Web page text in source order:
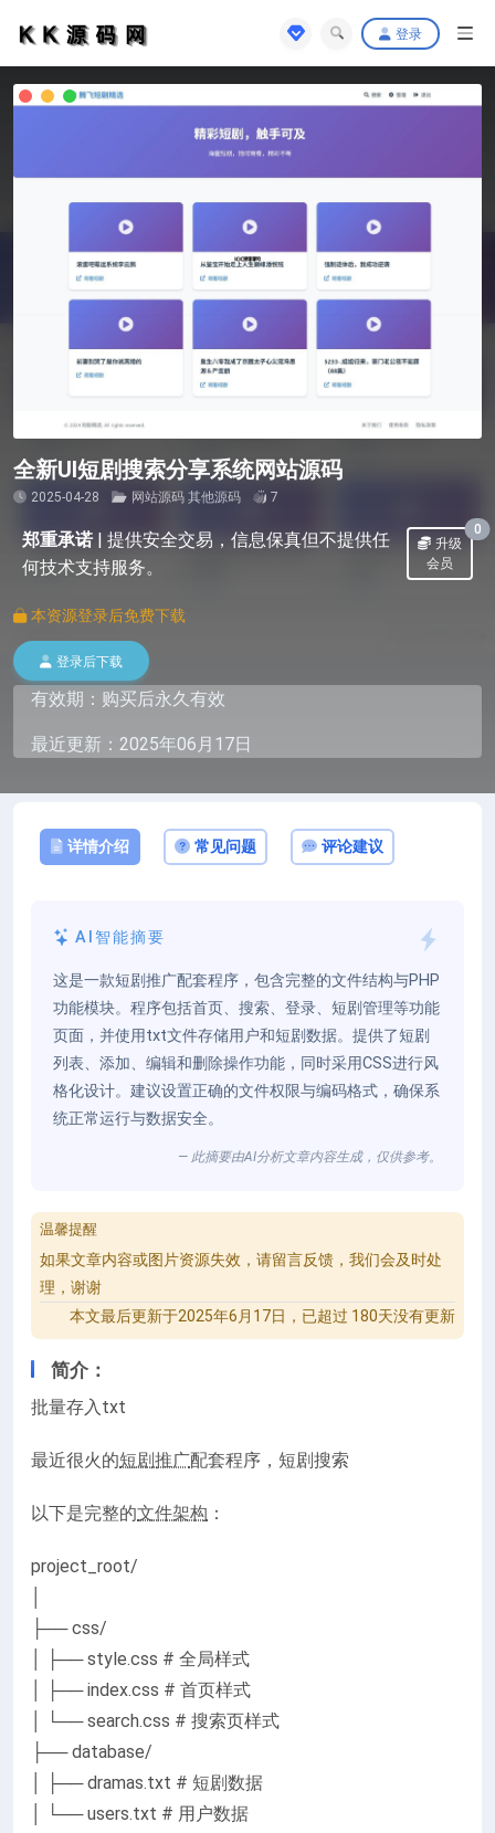
登录
全新UI短剧搜索分享系统网站源码
2025-04-28 网站源码 其他源码 7
郑重承诺 | 提供安全交易，信息保真但不提供任
何技术支持服务。
升级
会员
0
本资源登录后免费下载
登录后下载
有效期：购买后永久有效
最近更新：2025年06月17日
详情介绍 常见问题 评论建议
AI智能摘要
这是一款短剧推广配套程序，包含完整的文件结构与PHP
功能模块。程序包括首页、搜索、登录、短剧管理等功能
页面，并使用txt文件存储用户和短剧数据。提供了短剧
列表、添加、编辑和删除操作功能，同时采用CSS进行风
格化设计。建议设置正确的文件权限与编码格式，确保系
统正常运行与数据安全。
— 此摘要由AI分析文章内容生成，仅供参考。
温馨提醒
如果文章内容或图片资源失效，请留言反馈，我们会及时处
理，谢谢
本文最后更新于2025年6月17日，已超过 180天没有更新
简介：
批量存入txt
最近很火的短剧推广配套程序，短剧搜索
以下是完整的文件架构 ：
project_root/
├── css/
│ ├── style.css # 全局样式
│ ├── index.css # 首页样式
│ └── search.css # 搜索页样式
├── database/
│ ├── dramas.txt # 短剧数据
│ └── users.txt # 用户数据